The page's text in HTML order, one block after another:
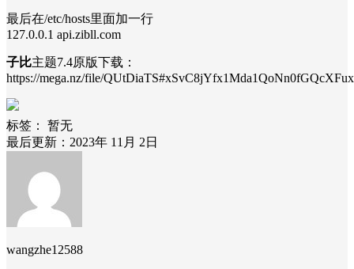
最后在/etc/hosts里面加一行
127.0.0.1 api.zibll.com
子比主题7.4原版下载：
https://mega.nz/file/
标签：
暂无
最后更新：2023年 11月 2日
wangzhe12588